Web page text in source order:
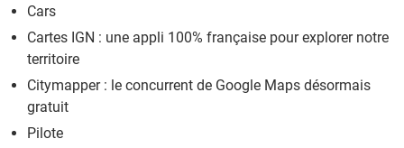
Cars
Cartes IGN : une appli 100% française pour explorer notre
territoire
Citymapper : le concurrent de Google Maps désormais
gratuit
Pilote